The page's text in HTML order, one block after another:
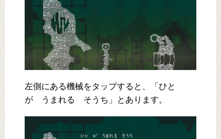
左側にある機械をタップすると、「ひと
が うまれる そうち」とあります。